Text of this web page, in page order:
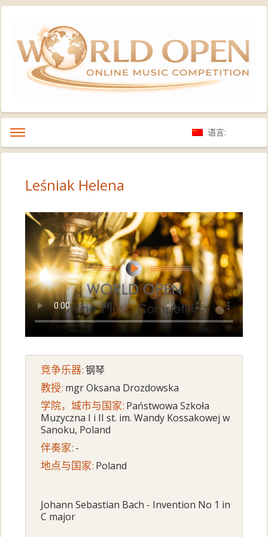
语言:
Leśniak Helena
竞争乐器:钢琴
教授: mgr Oksana Drozdowska
学院，城市与国家: Państwowa Szkoła
Muzyczna I i II st. im. Wandy Kossakowej w
Sanoku, Poland
伴奏家: -
地点与国家: Poland
Johann Sebastian Bach - Invention No 1 in
C major